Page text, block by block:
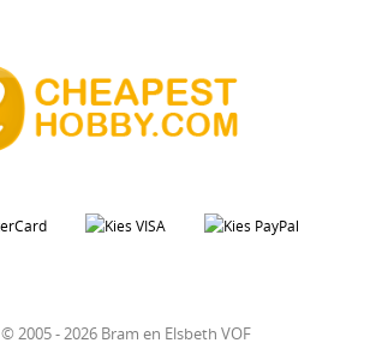
© 2005 - 2026 Bram en Elsbeth VOF